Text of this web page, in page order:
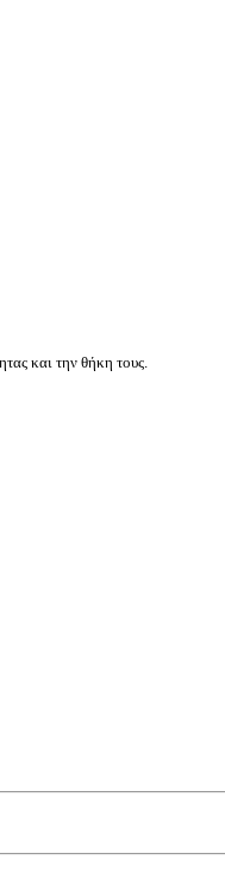
και την θήκη τους.